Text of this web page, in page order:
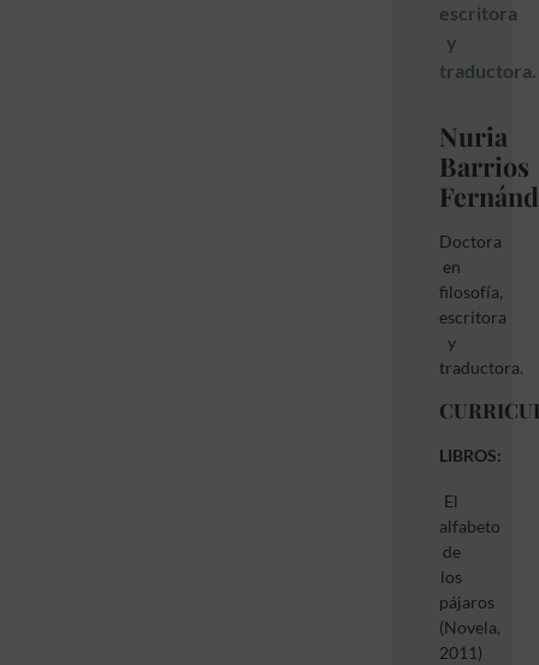
escritora
y
traductora.
Nuria
Barrios
Doctora
en
filosofía,
escritora
y
traductora.
LIBROS:
El
alfabeto
de
los
pájaros
(Novela,
2011)